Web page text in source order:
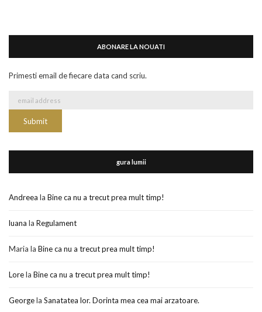
ABONARE LA NOUATI
Primesti email de fiecare data cand scriu.
gura lumii
Andreea la Bine ca nu a trecut prea mult timp!
luana la Regulament
Maria la Bine ca nu a trecut prea mult timp!
Lorela Bine ca nu a trecut prea mult timp!
Georgela Sanatatea lor. Dorinta mea cea mai arzatoare.